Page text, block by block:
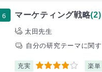
6 マーケティング戦略(2)
太田先生
自分の研究テーマに関
充実 4 楽単